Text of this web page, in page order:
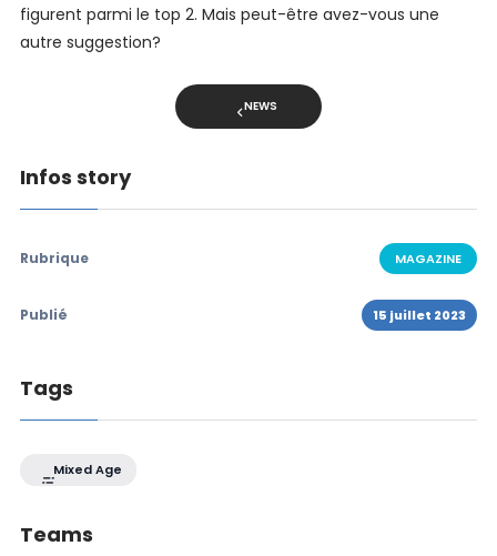
figurent parmi le top 2. Mais peut-être avez-vous une
autre suggestion?
NEWS
Infos story
Rubrique MAGAZINE
Publié 15 juillet 2023
Tags
Mixed Age
Teams